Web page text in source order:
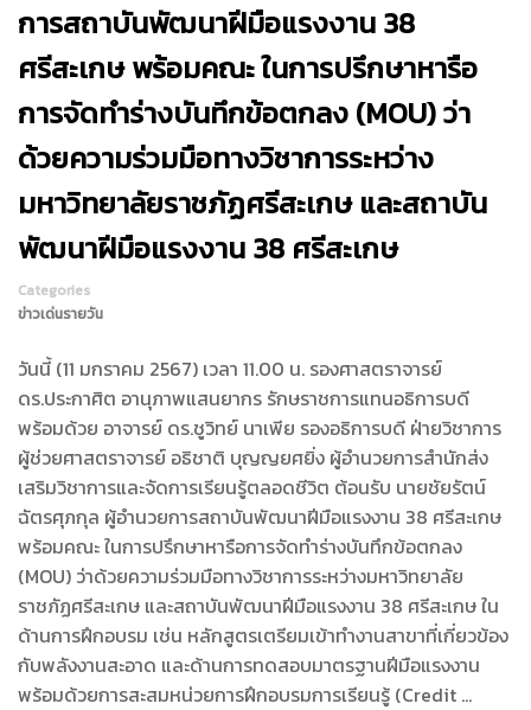
การสถาบันพัฒนาฝีมือแรงงาน 38
ศรีสะเกษ พร้อมคณะ ในการปรึกษาหารือ
การจัดทำร่างบันทึกข้อตกลง (MOU) ว่า
ด้วยความร่วมมือทางวิชาการระหว่าง
มหาวิทยาลัยราชภัฏศรีสะเกษ และสถาบัน
พัฒนาฝีมือแรงงาน 38 ศรีสะเกษ
Categories
ข่าวเด่นรายวัน
วันนี้ (11 มกราคม 2567) เวลา 11.00 น. รองศาสตราจารย์
ดร.ประกาศิต อานุภาพแสนยากร รักษราชการแทนอธิการบดี
พร้อมด้วย อาจารย์ ดร.ชูวิทย์ นาเพีย รองอธิการบดี ฝ่ายวิชาการ
ผู้ช่วยศาสตราจารย์ อธิชาติ บุญญยศยิ่ง ผู้อำนวยการสำนักส่ง
เสริมวิชาการและจัดการเรียนรู้ตลอดชีวิต ต้อนรับ นายชัยรัตน์
ฉัตรศุภกุล ผู้อำนวยการสถาบันพัฒนาฝีมือแรงงาน 38 ศรีสะเกษ
พร้อมคณะ ในการปรึกษาหารือการจัดทำร่างบันทึกข้อตกลง
(MOU) ว่าด้วยความร่วมมือทางวิชาการระหว่างมหาวิทยาลัย
ราชภัฏศรีสะเกษ และสถาบันพัฒนาฝีมือแรงงาน 38 ศรีสะเกษ ใน
ด้านการฝึกอบรม เช่น หลักสูตรเตรียมเข้าทำงานสาขาที่เกี่ยวข้อง
กับพลังงานสะอาด และด้านการทดสอบมาตรฐานฝีมือแรงงาน
พร้อมด้วยการสะสมหน่วยการฝึกอบรมการเรียนรู้ (Credit …